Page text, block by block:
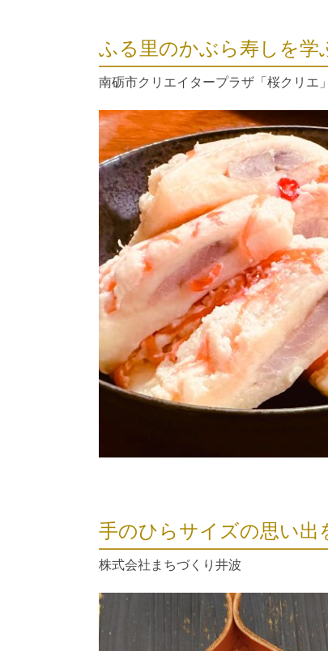
ふる里のかぶら寿しを学
南砺市クリエイタープラザ「桜クリエ」
手のひらサイズの思い出
株式会社まちづくり井波